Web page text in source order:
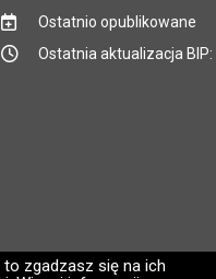
zgadzasz się na ich
Ostatnio opublikowane
Ostatnia aktualizacja